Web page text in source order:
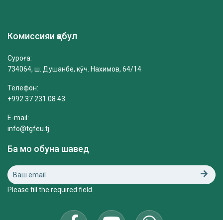
Комиссияи қабул
Суроға:
734064, ш. Душанбе, кӯч. Нахимов, 64/14
Телефон:
+992 37 231 08 43
E-mail:
info@tgfeu.tj
Ба мо обуна шавед
Please fill the required field.